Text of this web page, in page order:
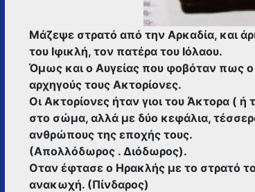
Μάζεψε στρατό από την Αρκαδία, και
του Ιφικλή, τον πατέρα του Ιόλαου.
Όμως και ο Αυγείας που φοβόταν πως ο
αρχηγούς τους Ακτορίονες.
Οι Ακτορίονες ήταν γιοι του Άκτορα (
στο σώμα, αλλά με δύο κεφάλια,
ανθρώπους της εποχής τους.
(Απολλόδωρος . Διόδωρος).
Οταν έφτασε ο Ηρακλής με το στρατό
ανακωχή. (Πίνδαρος)